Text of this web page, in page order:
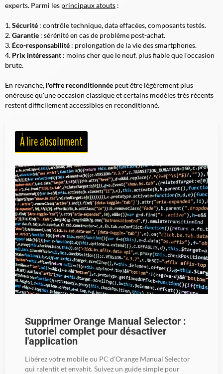
experts. Parmi les principaux atouts :
Sécurité : contrôle technique, data effacées, composants testés.
Garantie : sérénité en cas de problème post-achat.
Éco-responsabilité : prolongation de la vie des smartphones.
Prix intéressant : moins cher que le neuf, plus fiable que l'occasion
brute.
En revanche, l'offre reconditionnée peut être légèrement plus
onéreuse qu'une occasion classique et certains modèles très récents
restent difficilement accessibles en reconditionné.
À lire absolument
Supprimer Orange Manual Selector :
tutoriel complet pour désactiver
l'application
Libérez votre mobile ou PC d'Orange Manual Selector
qui ralentit et envahit. Suivez un guide simple pour